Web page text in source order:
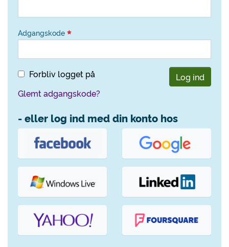
Adgangskode
Forbliv logget på
Log ind
Glemt adgangskode?
- eller log ind med din konto hos